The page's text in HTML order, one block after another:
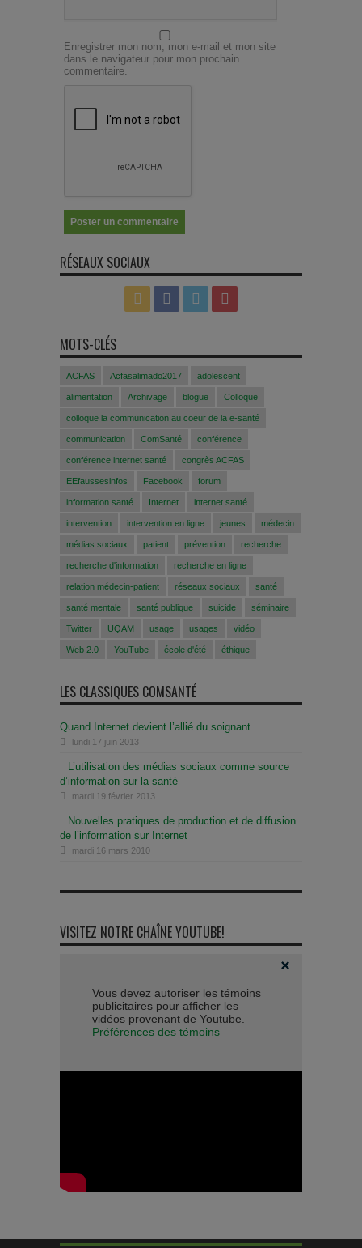
Enregistrer mon nom, mon e-mail et mon site
dans le navigateur pour mon prochain
commentaire.
RÉSEAUX SOCIAUX
MOTS-CLÉS
ACFAS Acfasalimado2017 adolescent
alimentation Archivage blogue Colloque
colloque la communication au coeur de la e-santé
communication ComSanté conférence
conférence internet santé congrès ACFAS
EEfaussesinfos Facebook forum
information santé Internet internet santé
intervention intervention en ligne jeunes médecin
médias sociaux patient prévention recherche
recherche d'information recherche en ligne
relation médecin-patient réseaux sociaux santé
santé mentale santé publique suicide séminaire
Twitter UQAM usage usages vidéo
Web 2.0 YouTube école d'été éthique
LES CLASSIQUES COMSANTÉ
Quand Internet devient l’allié du soignant
lundi 17 juin 2013
L’utilisation des médias sociaux comme source
d’information sur la santé
mardi 19 février 2013
Nouvelles pratiques de production et de diffusion
de l’information sur Internet
mardi 16 mars 2010
VISITEZ NOTRE CHAÎNE YOUTUBE!
Vous devez autoriser les témoins
publicitaires pour afficher les
vidéos provenant de Youtube.
Préférences des témoins